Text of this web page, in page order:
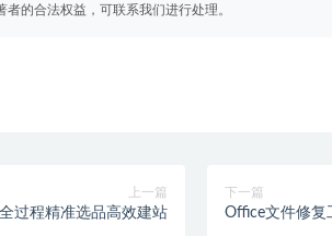
的合法权益，可联系我们进行处理。
上一篇
过程精准选品高效建站
下一篇
Office文件修复